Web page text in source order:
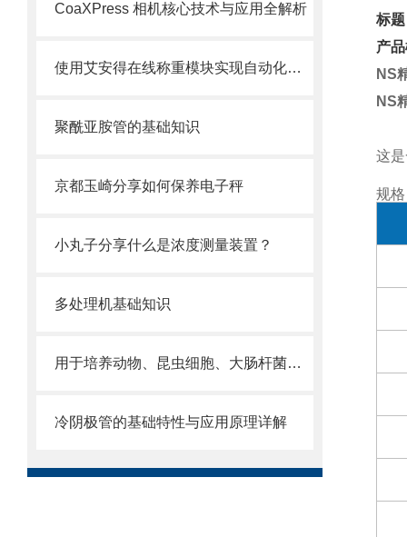
CoaXPress 相机核心技术与应用全解析
使用艾安得在线称重模块实现自动化称重及数据管理
聚酰亚胺管的基础知识
京都玉崎分享如何保养电子秤
小丸子分享什么是浓度测量装置？
多处理机基础知识
用于培养动物、昆虫细胞、大肠杆菌、其他细菌或植物的装置
冷阴极管的基础特性与应用原理详解
标
产
NS
NS
这
规格